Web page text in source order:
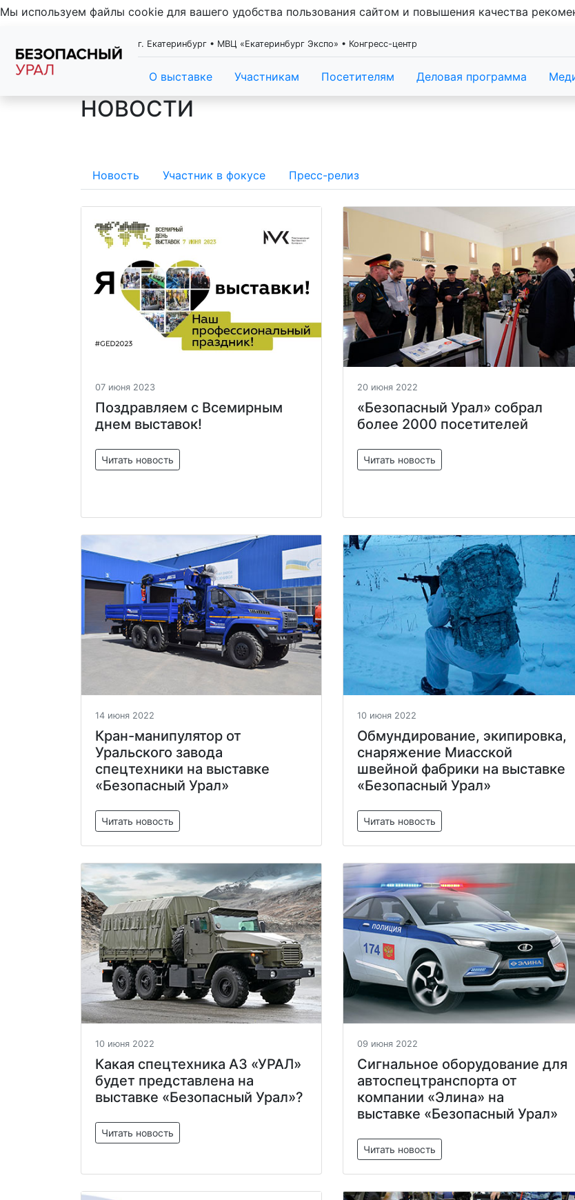
Мы используем файлы cookie для вашего удобства пользования сайтом и повышения качества
г. Екатеринбург • МВЦ «Екатеринбург Экспо» • Конгресс-центр
О выставке Участникам Посетителям Деловая программа
НОВОСТИ
Новость Участник в фокусе Пресс-релиз
07 июня 2023
Поздравляем с Всемирным
днем выставок!
Читать новость
20 июня 2022
«Безопасный Урал» собрал
более 2000 посетителей
Читать новость
14 июня 2022
Кран-манипулятор от
Уральского завода
спецтехники на выставке
«Безопасный Урал»
Читать новость
10 июня 2022
Обмундирование, экипировка,
снаряжение Миасской
швейной фабрики на выставке
«Безопасный Урал»
Читать новость
10 июня 2022
Какая спецтехника АЗ «УРАЛ»
будет представлена на
выставке «Безопасный Урал»?
Читать новость
09 июня 2022
Сигнальное оборудование для
автоспецтранспорта от
компании «Элина» на
выставке «Безопасный Урал»
Читать новость